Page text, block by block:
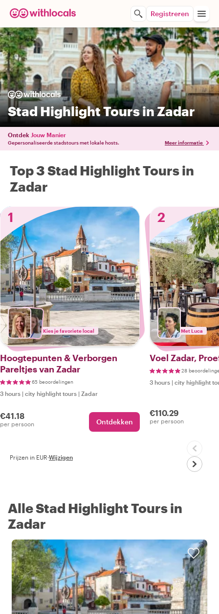
Registreren
Stad Highlight Tours in Zadar
Ontdek Jouw Manier
Gepersonaliseerde stadstours met lokale hosts. Meer informatie
Top 3 Stad Highlight Tours in
Zadar
1
Kies je favoriete local
Hoogtepunten & Verborgen
Pareltjes van Zadar
65 beoordelingen
3 hours | city highlight tours | Zadar
€41.18
per persoon Ontdekken
2
Met Luca
Voel Zadar,
28
3 hours | city highlight
€110.29
per persoon
Prijzen in EUR·Wijzigen
Alle Stad Highlight Tours in
Zadar